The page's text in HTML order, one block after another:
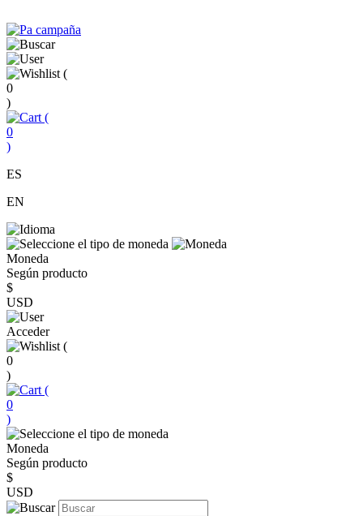
(
0
)
(
0
)
ES
EN
Moneda
Según producto
$
USD
Acceder
(
0
)
(
0
)
Moneda
Según producto
$
USD